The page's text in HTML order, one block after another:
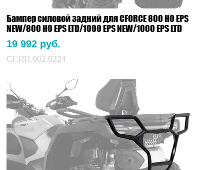
Бампер силовой задний для CFORCE 800 HO EPS
NEW/800 HO EPS LTD/1000 EPS NEW/1000 EPS LTD
19 992 руб.
CF.RR.002.0224